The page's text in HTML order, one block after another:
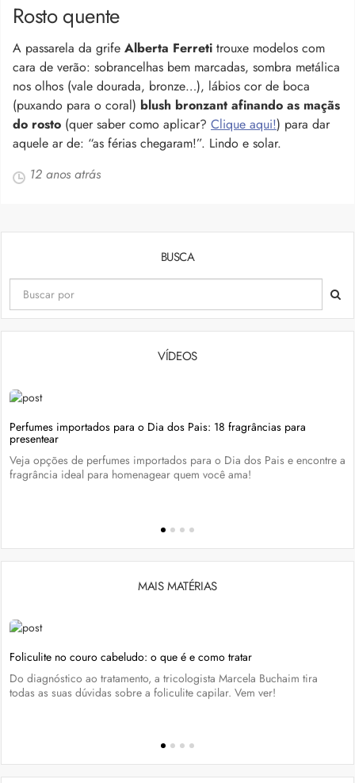
Rosto quente
A passarela da grife Alberta Ferreti trouxe modelos com
cara de verão: sobrancelhas bem marcadas, sombra metálica
nos olhos (vale dourada, bronze…), lábios cor de boca
(puxando para o coral) blush bronzant afinando as maçãs
do rosto (quer saber como aplicar? Clique aqui!) para dar
aquele ar de: “as férias chegaram!”. Lindo e solar.
12 anos atrás
BUSCA
VÍDEOS
Perfumes importados para o Dia dos Pais: 18 fragrâncias para
presentear
Veja opções de perfumes importados para o Dia dos Pais e encontre a
fragrância ideal para homenagear quem você ama!
MAIS MATÉRIAS
Foliculite no couro cabeludo: o que é e como tratar
Do diagnóstico ao tratamento, a tricologista Marcela Buchaim tira
todas as suas dúvidas sobre a foliculite capilar. Vem ver!